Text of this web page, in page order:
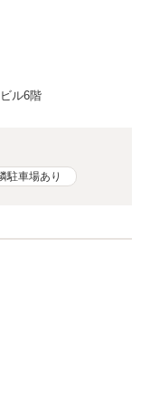
ル6階
駐車場あり